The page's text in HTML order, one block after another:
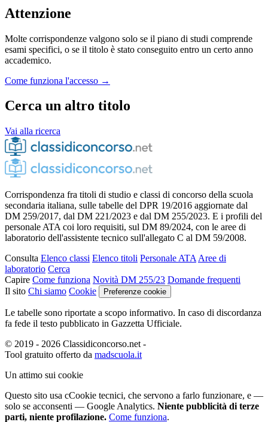
Attenzione
Molte corrispondenze valgono solo se il piano di studi comprende
esami specifici, o se il titolo è stato conseguito entro un certo anno
accademico.
Come funziona l'accesso →
Cerca un altro titolo
Vai alla ricerca
Corrispondenza fra titoli di studio e classi di concorso della scuola
secondaria italiana, sulle tabelle del DPR 19/2016 aggiornate dal
DM 259/2017, dal DM 221/2023 e dal DM 255/2023. E i profili del
personale ATA coi loro requisiti, sul DM 89/2024, con le aree di
laboratorio dell'assistente tecnico sull'allegato C al DM 59/2008.
Consulta Elenco classi Elenco titoli Personale ATA Aree di
laboratorio Cerca
Capire Come funziona Novità DM 255/23 Domande frequenti
Il sito Chi siamo Cookie Preferenze cookie
Le tabelle sono riportate a scopo informativo. In caso di discordanza
fa fede il testo pubblicato in Gazzetta Ufficiale.
© 2019 - 2026 Classidiconcorso.net -
Tool gratuito offerto da madscuola.it
Un attimo sui cookie
Questo sito usa cCookie tecnici, che servono a farlo funzionare, e —
solo se acconsenti — Google Analytics. Niente pubblicità di terze
parti, niente profilazione. Come funziona.